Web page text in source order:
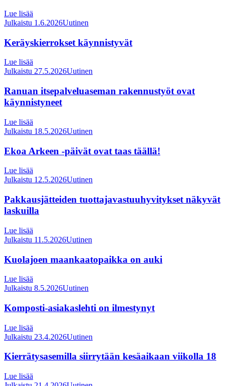
Lue lisää
Julkaistu 1.6.2026Uutinen
Keräyskierrokset käynnistyvät
Lue lisää
Julkaistu 27.5.2026Uutinen
Ranuan itsepalveluaseman rakennustyöt ovat
käynnistyneet
Lue lisää
Julkaistu 18.5.2026Uutinen
Ekoa Arkeen -päivät ovat taas täällä!
Lue lisää
Julkaistu 12.5.2026Uutinen
Pakkausjätteiden tuottajavastuuhyvitykset näkyvät
laskuilla
Lue lisää
Julkaistu 11.5.2026Uutinen
Kuolajoen maankaatopaikka on auki
Lue lisää
Julkaistu 8.5.2026Uutinen
Komposti-asiakaslehti on ilmestynyt
Lue lisää
Julkaistu 23.4.2026Uutinen
Kierrätysasemilla siirrytään kesäaikaan viikolla 18
Lue lisää